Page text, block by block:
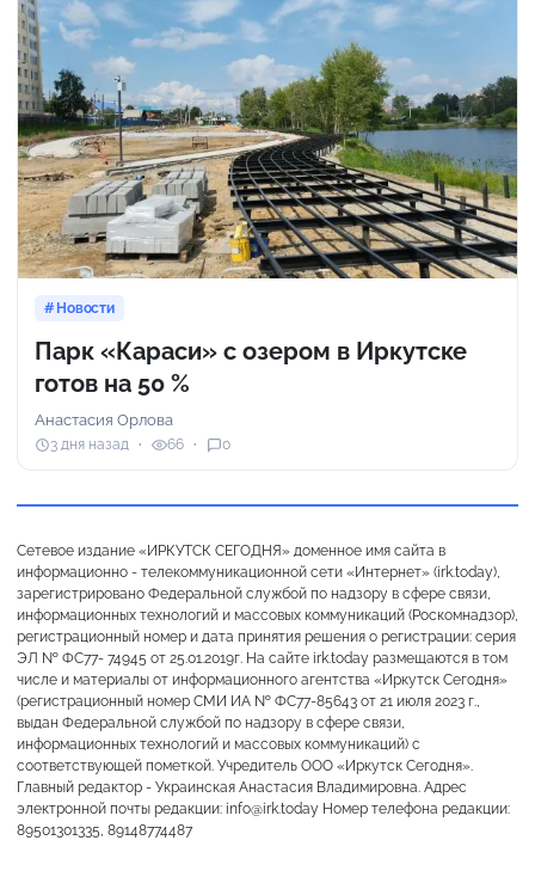
Новости
Парк «Караси» с озером в Иркутске
готов на 50 %
Анастасия Орлова
3 дня назад 66 0
Сетевое издание «ИРКУТСК СЕГОДНЯ» доменное имя сайта в
информационно - телекоммуникационной сети «Интернет» (irk.today),
зарегистрировано Федеральной службой по надзору в сфере связи,
информационных технологий и массовых коммуникаций (Роскомнадзор),
регистрационный номер и дата принятия решения о регистрации: серия
ЭЛ № ФС77- 74945 от 25.01.2019г. На сайте irk.today размещаются в том
числе и материалы от информационного агентства «Иркутск Сегодня»
(регистрационный номер СМИ ИА № ФС77-85643 от 21 июля 2023 г.,
выдан Федеральной службой по надзору в сфере связи,
информационных технологий и массовых коммуникаций) с
соответствующей пометкой. Учредитель ООО «Иркутск Сегодня».
Главный редактор - Украинская Анастасия Владимировна. Адрес
электронной почты редакции: info@irk.today Номер телефона редакции:
89501301335, 89148774487